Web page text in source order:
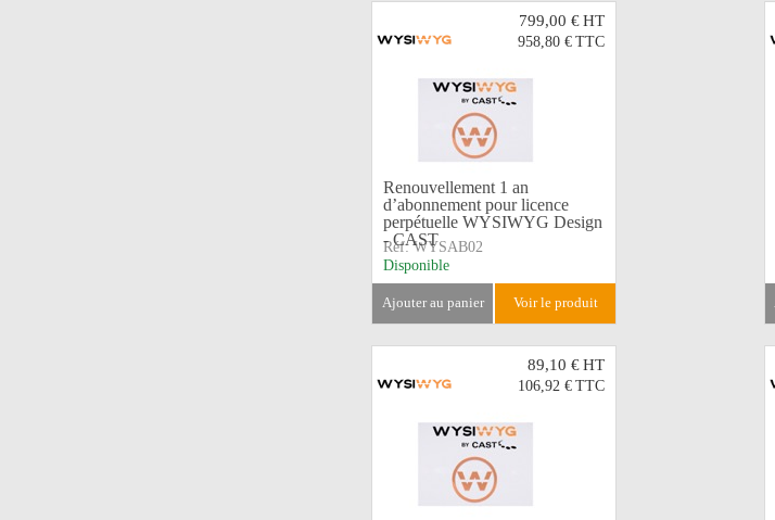
799,00 €HT
958,80 € TTC
Renouvellement 1 an
d’abonnement pour licence
perpétuelle WYSIWYG Design
- CAST
Réf: WYSAB02
Disponible
ajouter au panier voir le produit
89,10 €HT
106,92 € TTC